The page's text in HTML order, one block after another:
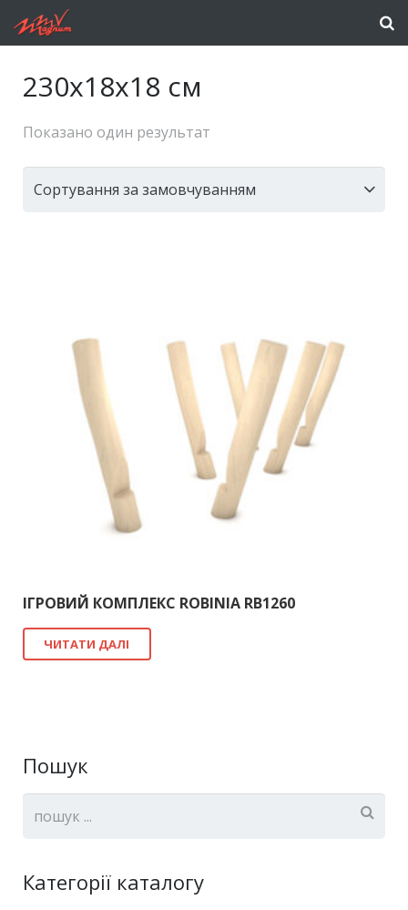
230x18x18 см
Показано один результат
ІГРОВИЙ КОМПЛЕКС ROBINIA RB1260
ЧИТАТИ ДАЛІ
Пошук
Категорії каталогу